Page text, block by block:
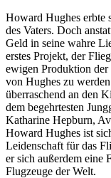
Howard Hughes erbte
des Vaters. Doch
Geld in seine wahre
erstes Projekt, der
ewigen Produktion
von Hughes zu
überraschend an den
dem begehrtesten
Katharine Hepburn,
Howard Hughes ist
Leidenschaft für das
er sich außerdem eine
Flugzeuge der Welt.